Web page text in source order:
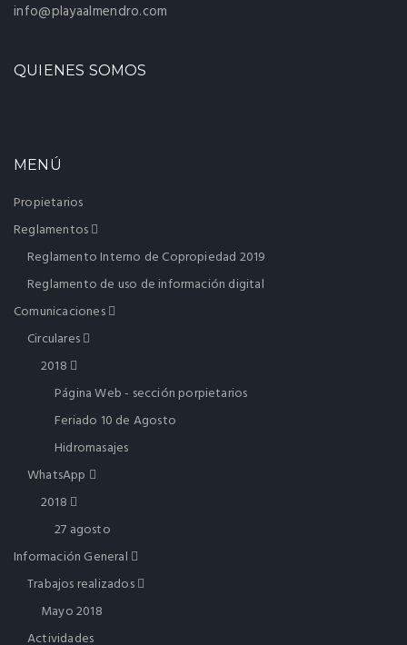
info@playaalmendro.com
QUIENES SOMOS
MENÚ
Propietarios
Reglamentos
Reglamento Interno de Copropiedad 2019
Reglamento de uso de información digital
Comunicaciones
Circulares
2018
Página Web - sección porpietarios
Feriado 10 de Agosto
Hidromasajes
WhatsApp
2018
27 agosto
Información General
Trabajos realizados
Mayo 2018
Actividades